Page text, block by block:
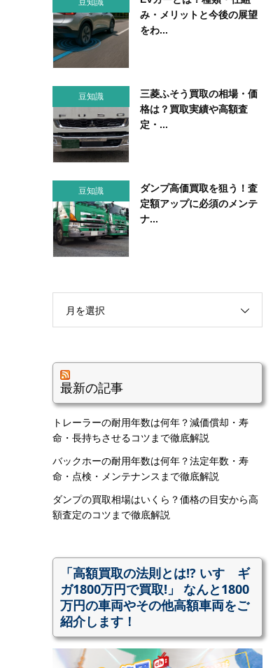
豆知識
み・メリットと今後の展望
をわ...
豆知識
三菱ふそう買取の相場・価
格は？買取実績や高額査
定・...
豆知識
ダンプ高価買取を狙う！査
定額アップに必須のメンテ
ナ...
月を選択
最新の記事
トレーラーの耐用年数は何年？減価償却・寿
命・長持ちさせるコツまで徹底解説
バックホーの耐用年数は何年？法定年数・寿
命・点検・メンテナンスまで徹底解説
ダンプの買取相場はいくら？価格の目安から高
額査定のコツまで徹底解説
「高額買取の法則とは!? いすゞギ
ガ1800万円で買取!」 なんと1800
万円の車両やその他高額車両をご
紹介します！